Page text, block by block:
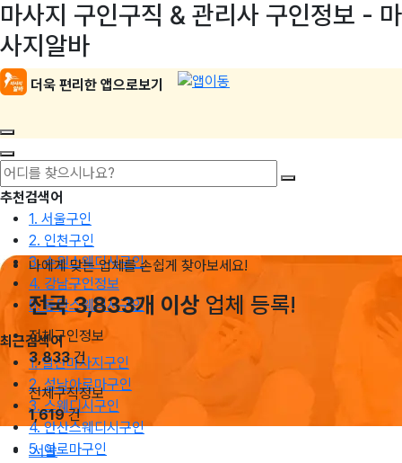
마사지 구인구직 & 관리사 구인정보 - 마
사지알바
더욱 편리한 앱으로보기
추천검색어
1. 서울구인
2. 인천구인
3. 수원스웨디시구인
4. 강남구인정보
5. 동탄스웨디시구인
최근검색어
1. 일산마사지구인
2. 성남아로마구인
3. 스웨디시구인
4. 안산스웨디시구인
5. 아로마구인
나에게 맞는 업체를 손쉽게 찾아보세요!
전국 3,833개 이상 업체 등록!
전체구인정보
3,833건
전체구직정보
1,619건
서울